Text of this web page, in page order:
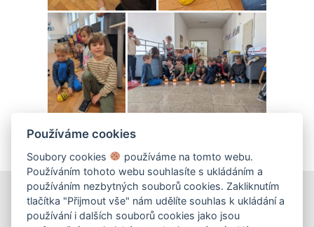
Používáme cookies
Soubory cookies
používáme na tomto webu.
Používáním tohoto webu souhlasíte s ukládáním a
používáním nezbytných souborů cookies. Zakliknutím
tlačítka "Přijmout vše" nám udělíte souhlas k ukládání a
používání i dalších souborů cookies jako jsou